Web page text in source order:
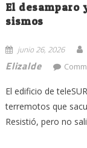
El desamparo
sismos
junio 26, 2026
Elizalde
El edificio de
terremotos que
Resistió, pero no